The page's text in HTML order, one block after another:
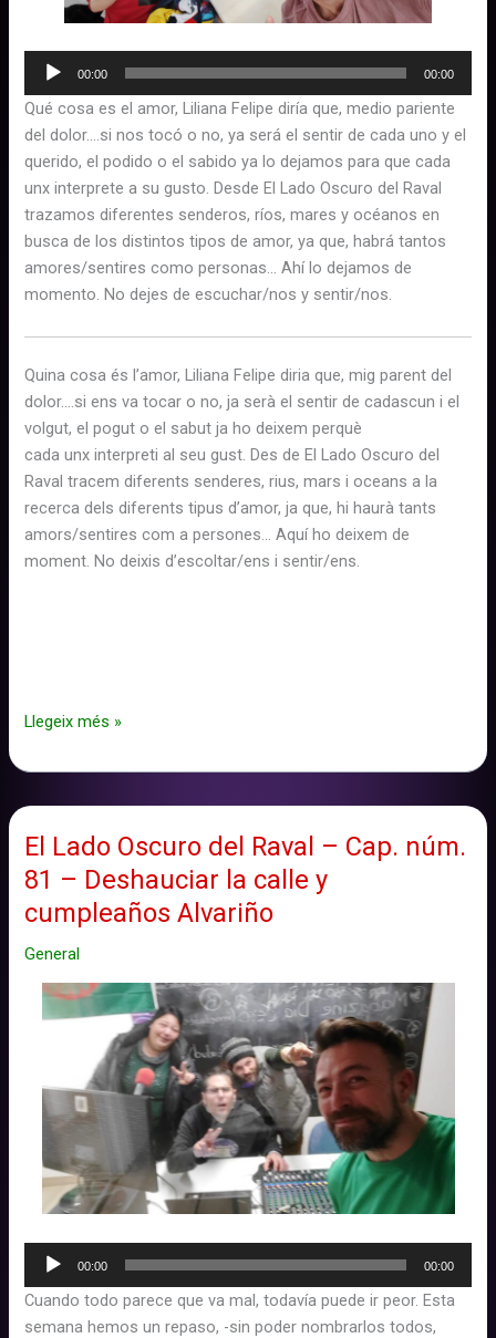
Reproductor
00:00 00:00
Qué cosa es el amor, Liliana Felipe diría que, medio pariente
del dolor….si nos tocó o no, ya será el sentir de cada uno y el
querido, el podido o el sabido ya lo dejamos para que cada
unx interprete a su gusto. Desde El Lado Oscuro del Raval
trazamos diferentes senderos, ríos, mares y océanos en
busca de los distintos tipos de amor, ya que, habrá tantos
amores/sentires como personas… Ahí lo dejamos de
momento. No dejes de escuchar/nos y sentir/nos.
Quina cosa és l’amor, Liliana Felipe diria que, mig parent del
dolor….si ens va tocar o no, ja serà el sentir de cadascun i el
volgut, el pogut o el sabut ja ho deixem perquè
cada unx interpreti al seu gust. Des de El Lado Oscuro del
Raval tracem diferents senderes, rius, mars i oceans a la
recerca dels diferents tipus d’amor, ja que, hi haurà tants
amors/sentires com a persones… Aquí ho deixem de
moment. No deixis d’escoltar/ens i sentir/ens.
El
Oscuro
–
Cap.
núm.
–
Cosas
Llegeix més »
El Lado Oscuro del Raval – Cap. núm.
81 – Deshauciar la calle y
cumpleaños Alvariño
General
Reproductor
00:00 00:00
Cuando todo parece que va mal, todavía puede ir peor. Esta
semana hemos un repaso, -sin poder nombrarlos todos,